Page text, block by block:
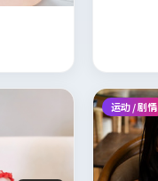
运动 / 剧情